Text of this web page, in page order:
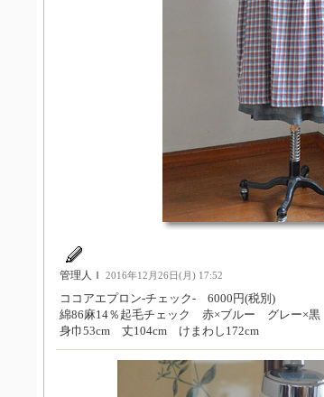
管理人Ｉ 2016年12月26日(月) 17:52
ココアエプロン-チェック- 6000円(税別)
綿86麻14％起毛チェック 赤×ブルー グレー×黒
身巾53cm 丈104cm けまわし172cm